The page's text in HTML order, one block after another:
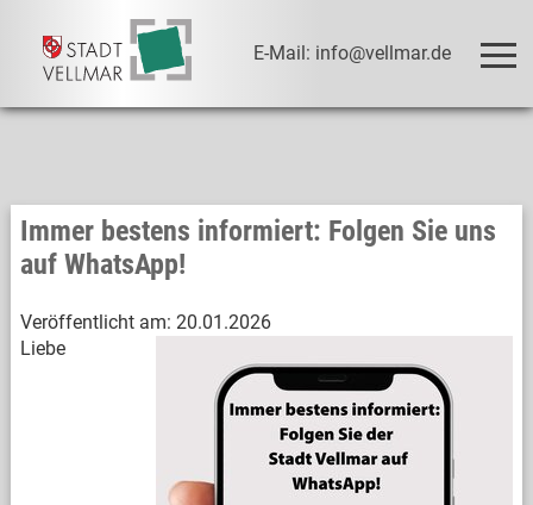
E-Mail: info@vellmar.de
Immer bestens informiert: Folgen Sie uns
auf WhatsApp!
Veröffentlicht am: 20.01.2026
Liebe